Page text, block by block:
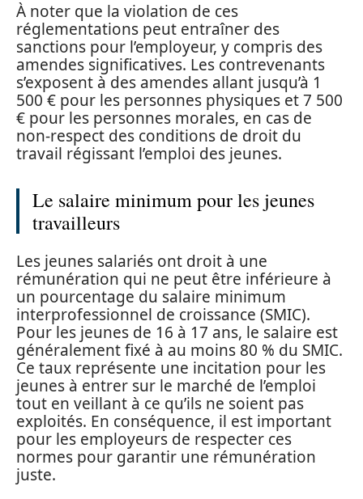
À noter que la violation de ces
réglementations peut entraîner des
sanctions pour l’employeur, y compris des
amendes significatives. Les contrevenants
s’exposent à des amendes allant jusqu’à 1
500 € pour les personnes physiques et 7 500
€ pour les personnes morales, en cas de
non-respect des conditions de droit du
travail régissant l’emploi des jeunes.
Le salaire minimum pour les jeunes
travailleurs
Les jeunes salariés ont droit à une
rémunération qui ne peut être inférieure à
un pourcentage du salaire minimum
interprofessionnel de croissance (SMIC).
Pour les jeunes de 16 à 17 ans, le salaire est
généralement fixé à au moins 80 % du SMIC.
Ce taux représente une incitation pour les
jeunes à entrer sur le marché de l’emploi
tout en veillant à ce qu’ils ne soient pas
exploités. En conséquence, il est important
pour les employeurs de respecter ces
normes pour garantir une rémunération
juste.